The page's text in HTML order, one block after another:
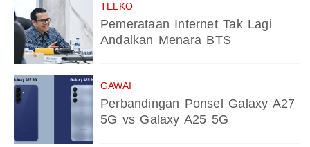
TELKO
Pemerataan Internet Tak Lagi
Andalkan Menara BTS
GAWAI
Perbandingan Ponsel Galaxy A27
5G vs Galaxy A25 5G